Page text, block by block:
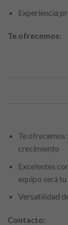
Experiencia
Te ofrecemos:
Te ofrecemos
crecimiento
Excelentes
equipo será tu
Versatilidad
Contacto: